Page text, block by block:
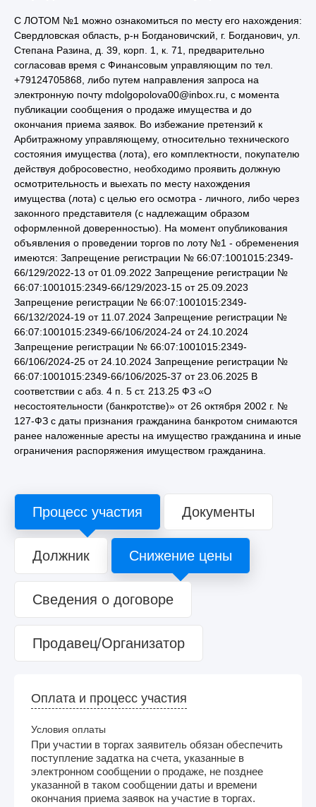
С ЛОТОМ №1 можно ознакомиться по месту его нахождения:
Свердловская область, р-н Богдановичский, г. Богданович, ул.
Степана Разина, д. 39, корп. 1, к. 71, предварительно
согласовав время с Финансовым управляющим по тел.
+79124705868, либо путем направления запроса на
электронную почту mdolgopolova00@inbox.ru, с момента
публикации сообщения о продаже имущества и до
окончания приема заявок. Во избежание претензий к
Арбитражному управляющему, относительно технического
состояния имущества (лота), его комплектности, покупателю
действуя добросовестно, необходимо проявить должную
осмотрительность и выехать по месту нахождения
имущества (лота) с целью его осмотра - личного, либо через
законного представителя (с надлежащим образом
оформленной доверенностью). На момент опубликования
объявления о проведении торгов по лоту №1 - обременения
имеются: Запрещение регистрации № 66:07:1001015:2349-
66/129/2022-13 от 01.09.2022 Запрещение регистрации №
66:07:1001015:2349-66/129/2023-15 от 25.09.2023
Запрещение регистрации № 66:07:1001015:2349-
66/132/2024-19 от 11.07.2024 Запрещение регистрации №
66:07:1001015:2349-66/106/2024-24 от 24.10.2024
Запрещение регистрации № 66:07:1001015:2349-
66/106/2024-25 от 24.10.2024 Запрещение регистрации №
66:07:1001015:2349-66/106/2025-37 от 23.06.2025 В
соответствии с абз. 4 п. 5 ст. 213.25 ФЗ «О
несостоятельности (банкротстве)» от 26 октября 2002 г. №
127-ФЗ с даты признания гражданина банкротом снимаются
ранее наложенные аресты на имущество гражданина и иные
ограничения распоряжения имуществом гражданина.
Процесс участия Документы
Должник Снижение цены
Сведения о договоре
Продавец/Организатор
Оплата и процесс участия
Условия оплаты
При участии в торгах заявитель обязан обеспечить
поступление задатка на счета, указанные в
электронном сообщении о продаже, не позднее
указанной в таком сообщении даты и времени
окончания приема заявок на участие в торгах.